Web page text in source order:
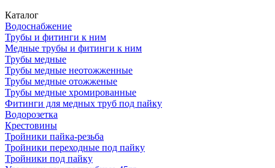
Каталог
Водоснабжение
Трубы и фитинги к ним
Медные трубы и фитинги к ним
Трубы медные
Трубы медные неотожженные
Трубы медные отожженые
Трубы медные хромированные
Фитинги для медных труб под пайку
Водорозетка
Крестовины
Тройники пайка-резьба
Тройники переходные под пайку
Тройники под пайку